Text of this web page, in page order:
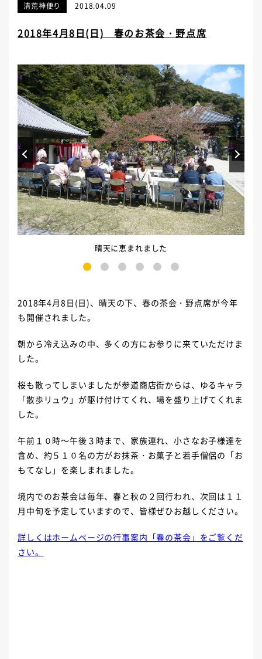
清荒神便り 2018.04.09
2018年4月8日(日) 春のお茶会・野点席
晴天に恵まれました
3 4 5 6
Prev Next
2018年4月8日(日)、晴天の下、春の茶会・野点席が今年
も開催されました。
朝から冷え込みの中、多くの方にお参りに来ていただけま
した。
桜も散ってしまいましたが参道商店街からは、ゆるキャラ
「散歩リュウ」が駆け付けてくれ、場を盛り上げてくれま
した。
午前１０時～午後３時まで、家族連れ、小さなお子様達を
含め、約５１０名の方がお抹茶・お菓子と若手僧侶の「お
もてなし」を楽しまれました。
境内でのお茶会は毎年、春と秋の２回行われ、次回は１１
月中旬を予定していますので、皆様ぜひお越しください。
詳しくはホームページの行事案内「春の茶会」をご覧くだ
さい。